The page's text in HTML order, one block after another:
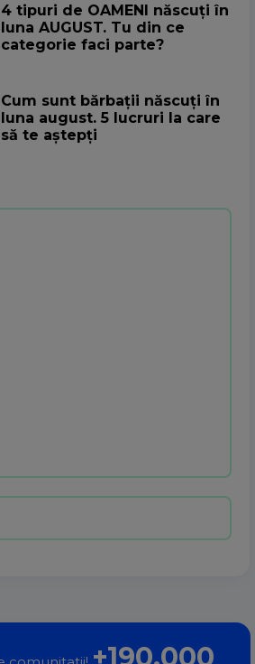
4 tipuri de OAMENI născuți în
luna AUGUST. Tu din ce
categorie faci parte?
Cum sunt bărbații născuți în
luna august. 5 lucruri la care
să te aștepți